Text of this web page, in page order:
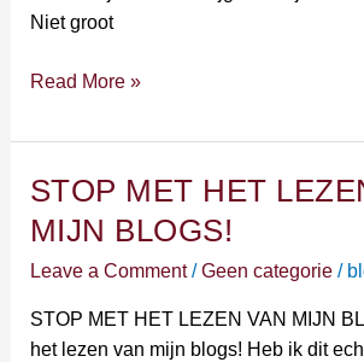
Niet groot
Read More »
STOP MET HET
MIJN BLOGS!
Leave a Comment /Geen categorie/
STOP MET HET LEZEN VAN MIJN
het lezen van mijn blogs! Heb ik dit
STOP
MET
HET
LEZEN